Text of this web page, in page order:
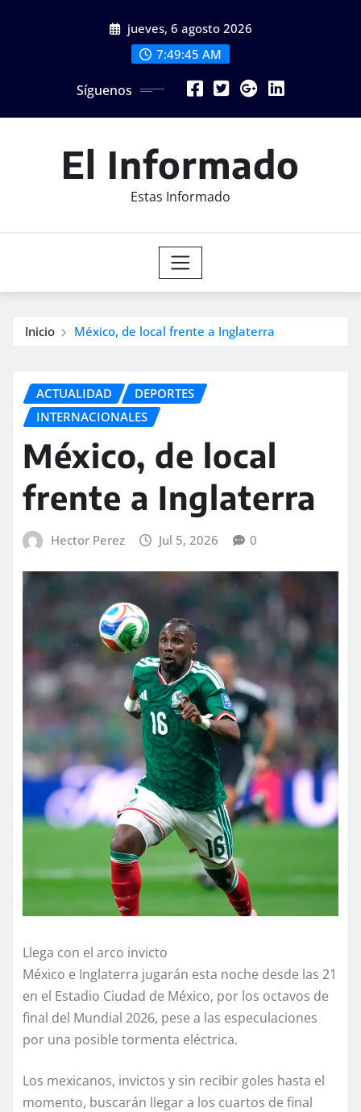
jueves, 6 agosto 2026
7:49:47 AM
Síguenos
El Informado
Estas Informado
Inicio México, de local frente a Inglaterra
ACTUALIDAD
DEPORTES
INTERNACIONALES
México, de local
frente a Inglaterra
Hector Perez Jul 5, 2026 0
Llega con el arco invicto
México e Inglaterra jugarán esta noche desde las 21
en el Estadio Ciudad de México, por los octavos de
final del Mundial 2026, pese a las especulaciones
por una posible tormenta eléctrica.
Los mexicanos, invictos y sin recibir goles hasta el
momento, buscarán llegar a los cuartos de final